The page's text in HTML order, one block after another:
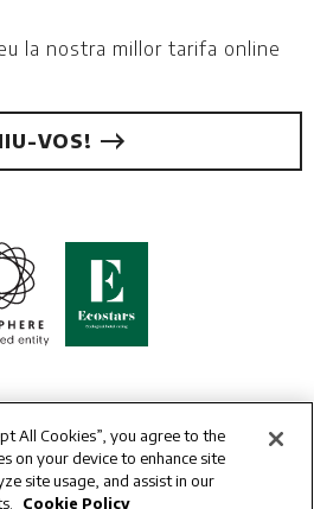
la nostra millor tarifa online
VOS!
All Cookies”, you agree to the
on your device to enhance site
site usage, and assist in our
Cookie Policy